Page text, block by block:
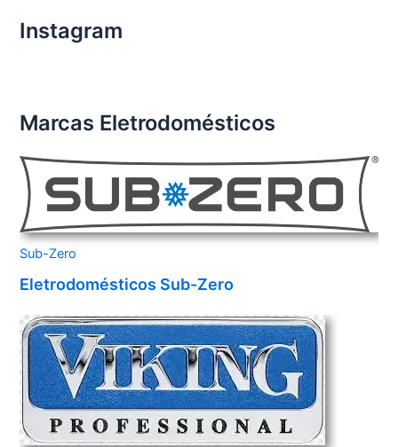
Imports
Rio
Instagram
Marcas Eletrodomésticos
Sub-Zero
Eletrodomésticos Sub-Zero